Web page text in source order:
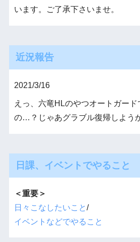
います。ご了承下さいませ。
近況報告
2021/3/16
えっ、六竜HLのやつオートガー
の…？じゃあグラブル復帰しよう
日課、イベントでやること
＜重要＞
日々こなしたいこと/
イベントなどでやること